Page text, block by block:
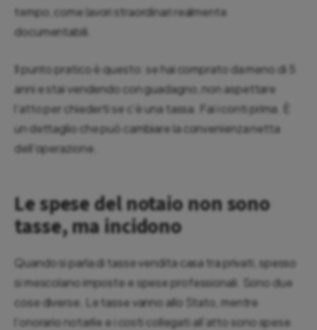
tempo, come lavori straordinari realmente
documentabili.
Il punto pratico è questo: se hai comprato da meno di 5
anni e stai vendendo con guadagno, non aspettare
l’atto per chiederti se c’è una tassa. Fai i conti prima. È
un dettaglio che può cambiare la convenienza netta
dell’operazione.
Le spese del notaio non sono
tasse, ma incidono
Quando si parla di tasse vendita casa tra privati, spesso
si mescolano imposte e spese professionali. Sono due
cose diverse. Le tasse vanno allo Stato, mentre
l’onorario notarile e i costi collegati all’atto sono spese